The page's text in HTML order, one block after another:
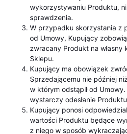
wykorzystywaniu Produktu,
sprawdzenia.
W przypadku skorzystania z
od Umowy, Kupujący
zwracany Produkt na
Sklepu.
Kupujący ma obowiązek
Sprzedającemu nie później
w którym odstąpił od
wystarczy odesłanie
Kupujący ponosi
wartości Produktu będące
z niego w sposób